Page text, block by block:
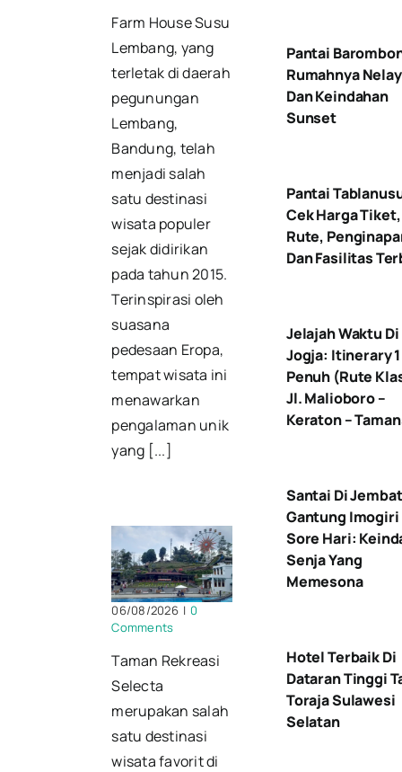
Farm House Susu
Lembang, yang
terletak di daerah
pegunungan
Lembang,
Bandung, telah
menjadi salah
satu destinasi
wisata populer
sejak didirikan
pada tahun 2015.
Terinspirasi oleh
suasana
pedesaan Eropa,
tempat wisata ini
menawarkan
pengalaman unik
yang [...]
06/08/2026 | 0
Comments
Taman Rekreasi
Selecta
merupakan salah
satu destinasi
wisata favorit di
Pantai
Rumahnya
Dan Keindahan
Sunset
Pantai
Cek Harga Tiket,
Rute,
Dan Fasilitas
Jelajah Waktu Di
Jogja: Itinerary
Penuh (Rute
Jl. Malioboro –
Keraton –
Santai Di
Gantung Imogiri
Sore Hari:
Senja Yang
Memesona
Hotel Terbaik Di
Dataran Tinggi
Toraja Sulawesi
Selatan